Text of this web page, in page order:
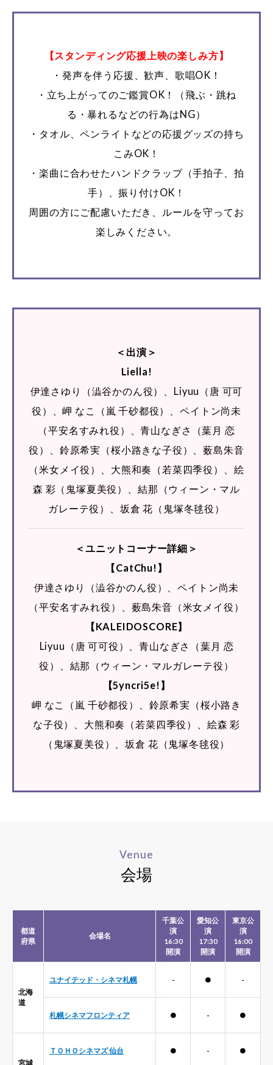
【スタンディング応援上映の楽しみ方】
・発声を伴う応援、歓声、歌唱OK！
・立ち上がってのご鑑賞OK！（飛ぶ・跳ね
る・暴れるなどの行為はNG）
・タオル、ペンライトなどの応援グッズの持ち
こみOK！
・楽曲に合わせたハンドクラップ（手拍子、拍
手）、振り付けOK！
周囲の方にご配慮いただき、ルールを守ってお
楽しみください。
＜出演＞
Liella!
伊達さゆり（澁谷かのん役）、Liyuu（唐 可可
役）、岬 なこ（嵐 千砂都役）、ペイトン尚未
（平安名すみれ役）、青山なぎさ（葉月 恋
役）、鈴原希実（桜小路きな子役）、薮島朱音
（米女メイ役）、大熊和奏（若菜四季役）、絵
森 彩（鬼塚夏美役）、結那（ウィーン・マル
ガレーテ役）、坂倉 花（鬼塚冬毬役）
＜ユニットコーナー詳細＞
【CatChu!】
伊達さゆり（澁谷かのん役）、ペイトン尚未
（平安名すみれ役）、薮島朱音（米女メイ役）
【KALEIDOSCORE】
Liyuu（唐 可可役）、青山なぎさ（葉月 恋
役）、結那（ウィーン・マルガレーテ役）
【5yncri5e!】
岬 なこ（嵐 千砂都役）、鈴原希実（桜小路き
な子役）、大熊和奏（若菜四季役）、絵森 彩
（鬼塚夏美役）、坂倉 花（鬼塚冬毬役）
Venue
会場
都道
府県
会場名
千葉公
演
16:30
開演
愛知公
演
17:30
開演
東京公
演
16:00
開演
北海
道
ユナイテッド・シネマ札幌 - ● -
札幌シネマフロンティア ● - ●
宮城
ＴＯＨＯシネマズ 仙台 ● - ●